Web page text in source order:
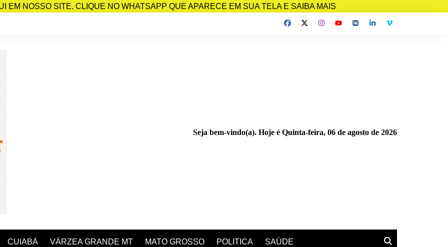
EM NOSSO SITE. CLIQUE NO WHATSAPP QUE APARECE EM SUA TELA E SAIBA MAIS
Seja bem-vindo(a). Hoje é Quinta-feira, 06 de agosto de 2026
CUIABÁ VÁRZEA GRANDE MT MATO GROSSO POLITICA SAÚDE